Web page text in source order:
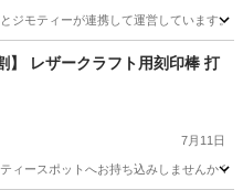
ジモティーが連携して運営していま
ド リユース
レザークラフト用刻印棒 打
7月11日
スポットへお持ち込みしませんか？